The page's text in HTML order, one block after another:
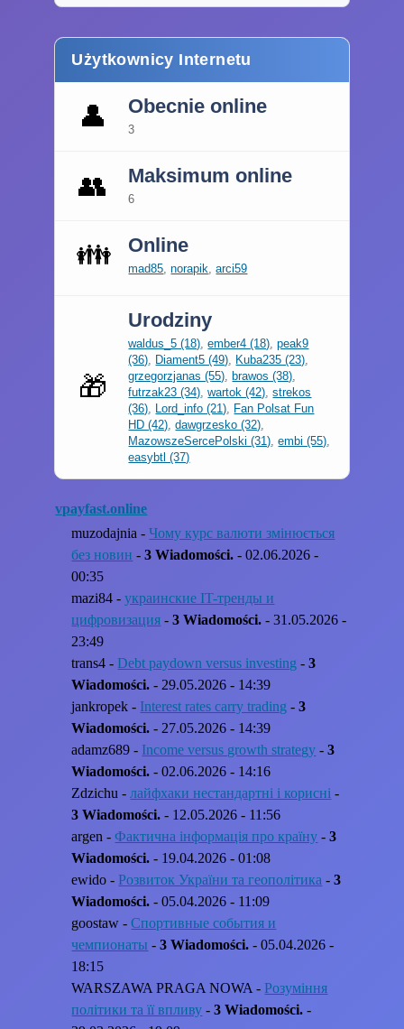
Użytkownicy Internetu
👤 Obecnie online
3
👥 Maksimum online
6
👪 Online
mad85,norapik,arci59
🎁
Urodziny
waldus_5 (18),ember4 (18),peak9
(36), Diament5 (49), Kuba235 (23),
grzegorzjanas (55), brawos (38),
futrzak23 (34),wartok (42),strekos
(36), Lord_info (21), Fan Polsat Fun
HD (42),dawgrzesko (32),
MazowszeSercePolski (31),embi (55),
easybtl (37)
vpayfast.online
muzodajnia -Чому курс валюти змінюється
без новин -3 Wiadomości. - 02.06.2026 -
00:35
mazi84 -украинские IT-тренды и
цифровизация -3 Wiadomości. - 31.05.2026 -
23:49
trans4 -Debt paydown versus investing -3
Wiadomości. - 29.05.2026 - 14:39
jankropek - Interest rates carry trading -3
Wiadomości. - 27.05.2026 - 14:39
adamz689 - Income versus growth strategy -3
Wiadomości. - 02.06.2026 - 14:16
Zdzichu -лайфхаки нестандартні і корисні -
3 Wiadomości. - 12.05.2026 - 11:56
argen -Фактична інформація про країну -3
Wiadomości. - 19.04.2026 - 01:08
ewido -Розвиток України та геополітика -3
Wiadomości. - 05.04.2026 - 11:09
goostaw -Спортивные события и
чемпионаты -3 Wiadomości. - 05.04.2026 -
18:15
WARSZAWA PRAGA NOWA -Розуміння
політики та її впливу -3 Wiadomości. -